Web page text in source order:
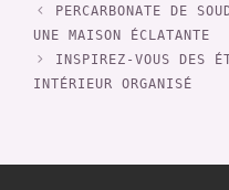
PERCARBONATE DE
UNE MAISON ÉCLATANTE
INSPIREZ-VOUS DES
INTÉRIEUR ORGANISÉ